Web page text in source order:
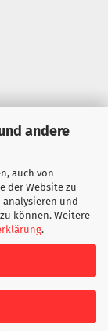
andere
auch von
der Website zu
analysieren und
können. Weitere
.